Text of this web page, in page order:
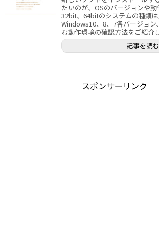
たいのが、OSのバージョンや
32bit、64bitのシステムの種類
Windows10、8、7各バージョ
む動作環境の確認方法をご紹介し
記事を読む
スポンサーリンク